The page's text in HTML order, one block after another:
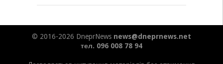
© 2016-2026 DneprNews news@dneprnews.net
тел. 096 008 78 94